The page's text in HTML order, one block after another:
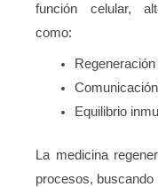
función celular,
como:
Equilibrio
La medicina
procesos,